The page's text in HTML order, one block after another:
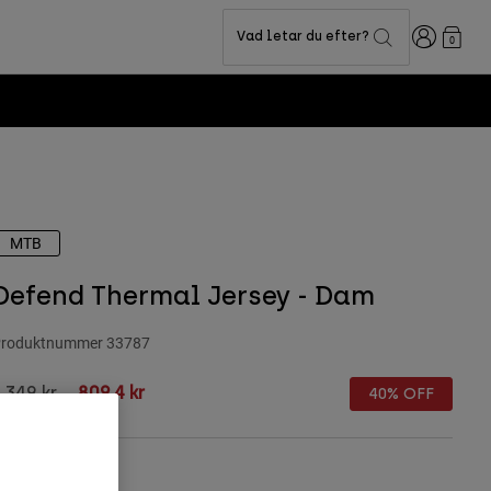
Vad letar du efter? Login0
MTB
Thermal Jersey - Dam
33787
reduced from
krto809,4 kr 40% OFF